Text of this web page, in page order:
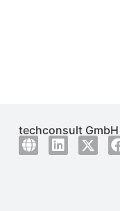
techconsult GmbH